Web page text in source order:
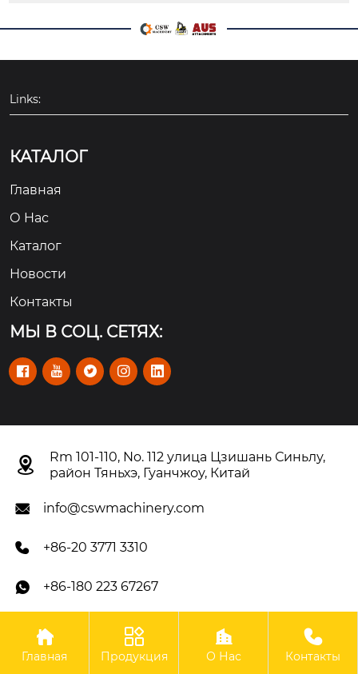
Links:
КАТАЛОГ
Главная
О Hас
Каталог
Новости
Контакты
МЫ В СОЦ. СЕТЯХ:
    

Rm 101-110, No. 112 улица Цзишань Синьлу,
район Тяньхэ, Гуанчжоу, Китай
 info@cswmachinery.com
 +86-20 3771 3310
 +86-180 223 67267
Авторское право©OOO Гуанчжоу CSW Machinery Co.,
Limited

Главная

Продукция

О Нас

Контакты